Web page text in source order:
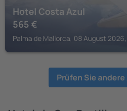
Hotel Costa Azul
565 €
Palma de Mallorca, 08 August
Prüfen Sie